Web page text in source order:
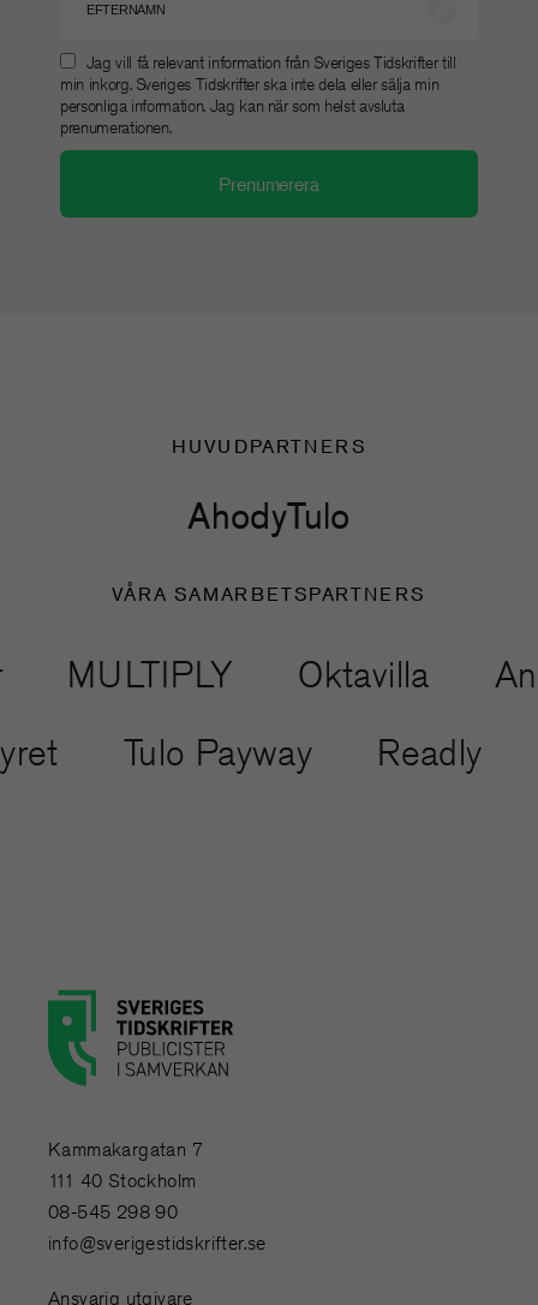
Jag vill få relevant information från Sveriges Tidskrifter till
min inkorg. Sveriges Tidskrifter ska inte dela eller sälja min
personliga information. Jag kan när som helst avsluta
prenumerationen.
HUVUDPARTNERS
AhodyTulo
VÅRA SAMARBETSPARTNERS
Oktavilla
Another
Tulo Payway
Äventyret
Kammakargatan 7
111 40 Stockholm
08-545 298 90
info@sverigestidskrifter.se
Ansvarig utgivare